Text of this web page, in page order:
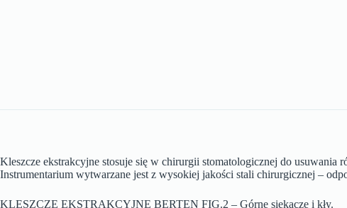
Kleszcze ekstrakcyjne stosuje się w chirurgii stomatologicznej do usuwania
Instrumentarium wytwarzane jest z wysokiej jakości stali chirurgicznej –
KLESZCZE EKSTRAKCYJNE BERTEN FIG.2 – Górne siekacze i kły.